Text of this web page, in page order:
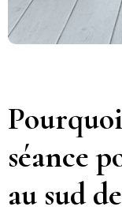
séance
au sud